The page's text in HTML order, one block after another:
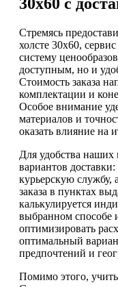
Стремясь
холсте 30х60,
систему
доступным, но и
Стоимость заказа
комплектации и
Особое внимание
материалов и
оказать влияние на
Для удобства наших
вариантов
курьерскую службу,
заказа в пунктах
калькулируется
выбранном способе
оптимизировать
оптимальный
предпочтений и
Помимо этого,